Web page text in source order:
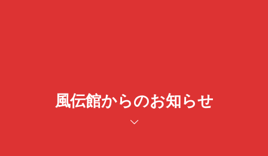
風伝館からのお知らせ